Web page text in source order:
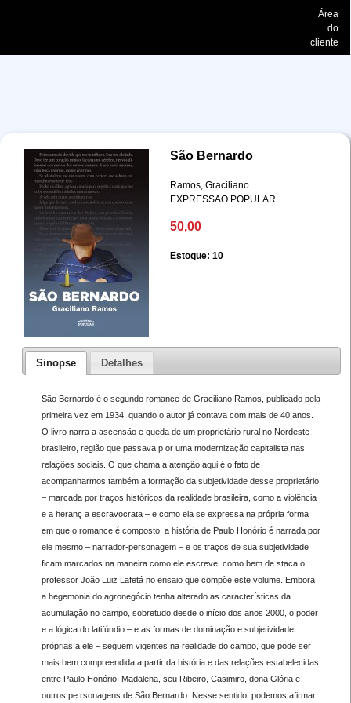
Área
do
cliente
São Bernardo
Ramos, Graciliano
EXPRESSAO POPULAR
50,00
Estoque: 10
Sinopse Detalhes
São Bernardo é o segundo romance de Graciliano Ramos, publicado pela
primeira vez em 1934, quando o autor já contava com mais de 40 anos.
O livro narra a ascensão e queda de um proprietário rural no Nordeste
brasileiro, região que passava p or uma modernização capitalista nas
relações sociais. O que chama a atenção aqui é o fato de
acompanharmos também a formação da subjetividade desse proprietário
– marcada por traços históricos da realidade brasileira, como a violência
e a heranç a escravocrata – e como ela se expressa na própria forma
em que o romance é composto; a história de Paulo Honório é narrada por
ele mesmo – narrador-personagem – e os traços de sua subjetividade
ficam marcados na maneira como ele escreve, como bem de staca o
professor João Luiz Lafetá no ensaio que compõe este volume. Embora
a hegemonia do agronegócio tenha alterado as características da
acumulação no campo, sobretudo desde o início dos anos 2000, o poder
e a lógica do latifúndio – e as formas de dominação e subjetividade
próprias a ele – seguem vigentes na realidade do campo, que pode ser
mais bem compreendida a partir da história e das relações estabelecidas
entre Paulo Honório, Madalena, seu Ribeiro, Casimiro, dona Glória e
outros pe rsonagens de São Bernardo. Nesse sentido, podemos afirmar